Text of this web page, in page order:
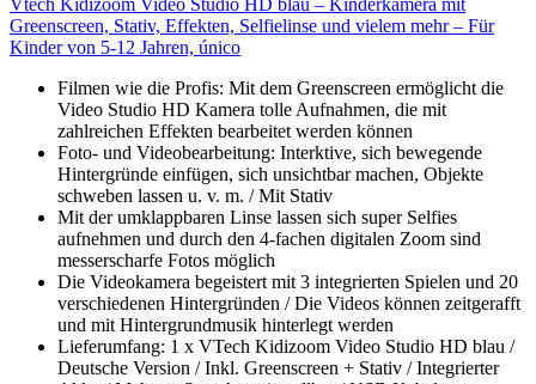
Greenscreen, Stativ, Effekten, Selfielinse und vielem mehr – Für
Kinder von 5-12 Jahren, único
Filmen wie die Profis: Mit dem Greenscreen ermöglicht die
Video Studio HD Kamera tolle Aufnahmen, die mit
zahlreichen Effekten bearbeitet werden können
Foto- und Videobearbeitung: Interktive, sich bewegende
Hintergründe einfügen, sich unsichtbar machen, Objekte
schweben lassen u. v. m. / Mit Stativ
Mit der umklappbaren Linse lassen sich super Selfies
aufnehmen und durch den 4-fachen digitalen Zoom sind
messerscharfe Fotos möglich
Die Videokamera begeistert mit 3 integrierten Spielen und 20
verschiedenen Hintergründen / Die Videos können zeitgerafft
und mit Hintergrundmusik hinterlegt werden
Lieferumfang: 1 x VTech Kidizoom Video Studio HD blau /
Deutsche Version / Inkl. Greenscreen + Stativ / Integrierter